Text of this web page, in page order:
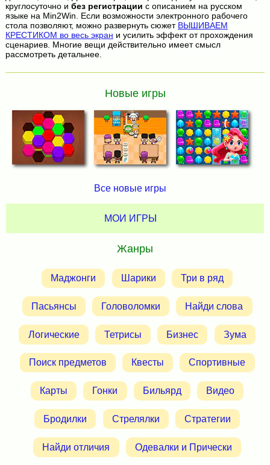
круглосуточно и без регистрации с описанием на русском
языке на Min2Win. Если возможности электронного рабочего
стола позволяют, можно развернуть сюжет ВЫШИВАЕМ
КРЕСТИКОМ во весь экран и усилить эффект от прохождения
сценариев. Многие вещи действительно имеет смысл
рассмотреть детальнее.
Новые игры
Все новые игры
МОИ ИГРЫ
Жанры
Маджонги Шарики Три в ряд
Пасьянсы Головоломки Найди слова
Логические Тетрисы Бизнес Зума
Поиск предметов Квесты Спортивные
Карты Гонки Бильярд Видео
Бродилки Стрелялки Стратегии
Найди отличия Одевалки и Прически